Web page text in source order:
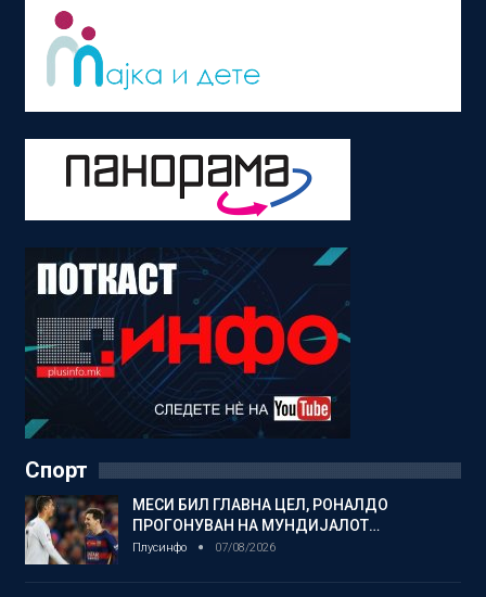
Спорт
МЕСИ БИЛ ГЛАВНА ЦЕЛ, РОНАЛДО
ПРОГОНУВАН НА МУНДИЈАЛОТ…
Плусинфо 07/08/2026